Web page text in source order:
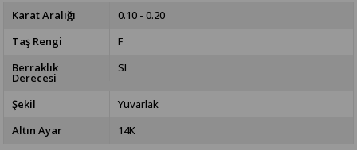
Karat Aralığı
0.10 - 0.20
Taş Rengi
F
Berraklık
Derecesi
SI
Şekil
Yuvarlak
Altın Ayar
14K